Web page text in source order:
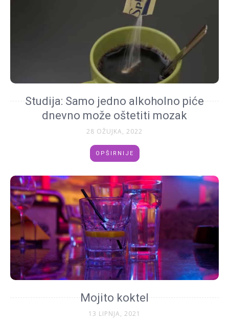
Studija: Samo jedno alkoholno piće
dnevno može oštetiti mozak
28 OŽUJKA, 2022
OPŠIRNIJE
Mojito koktel
13 LIPNJA, 2021